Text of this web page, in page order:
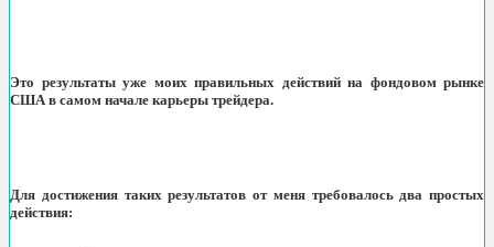
Это результаты уже моих правильных действий на фондовом рынке
США в самом начале карьеры трейдера.
Для достижения таких результатов от меня требовалось два простых
действия: